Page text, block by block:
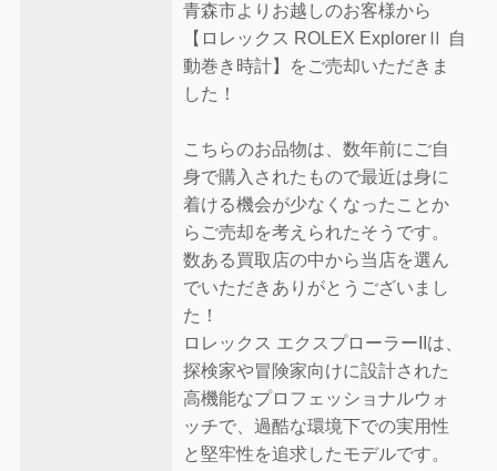
青森市よりお越しのお客様から
【ロレックス ROLEX ExplorerⅡ 自
動巻き時計】をご売却いただきま
した！
こちらのお品物は、数年前にご自
身で購入されたもので最近は身に
着ける機会が少なくなったことか
らご売却を考えられたそうです。
数ある買取店の中から当店を選ん
でいただきありがとうございまし
た！
ロレックス エクスプローラーIIは、
探検家や冒険家向けに設計された
高機能なプロフェッショナルウォ
ッチで、過酷な環境下での実用性
と堅牢性を追求したモデルです。